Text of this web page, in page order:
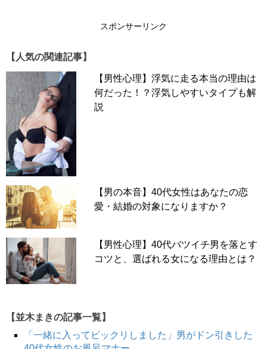
「出会い系アプリで知り合った40代女性と親しくなり、い
よいよデートの約束までしていたんです。ところが、約束
をするときはノリノリなのに、実際に約束の日が近づくと
いつもドタキャン。前日にキャンセルされたこともある
し、当日になって約束の2時間前に『やっぱり今日は、ち
ょっと…』って連絡がきたこともあります。
ドタキャンの理由はいつも“仕事”って聞いているけれど、
デートの誘いに応じないでもらいたいし、こちらはその度
に店を予約しているわけですから。
スポンサーリンク
【人気の関連記事】
【男性心理】浮気に走る本当の理由は
何だった！？浮気しやすいタイプも解
説
【男の本音】40代女性はあなたの恋
愛・結婚の対象になりますか？
【男性心理】40代バツイチ男を落とす
コツと、選ばれる女になる理由とは？
【並木まきの記事一覧】
「一緒に入ってビックリしました」男がドン引きした